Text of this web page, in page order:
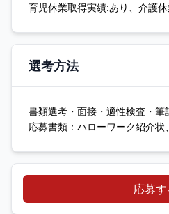
育児休業取得実績:あり、介護
選考方法
書類選考・面接・適性検査・筆
応募書類：ハローワーク紹介状
応募す